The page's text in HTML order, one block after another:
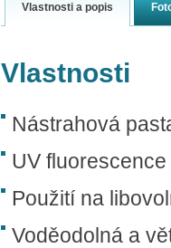
Vlastnosti a popis
Vlastnosti
Nástrahová
UV
Použití na
Voděodolná a